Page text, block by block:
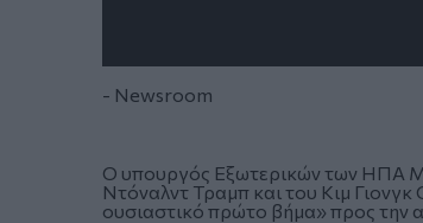
- Newsroom
O υπουργός Εξωτερικών των ΗΠΑ
Ντόναλντ Τραμπ και του Κιμ
ουσιαστικό πρώτο βήμα» προς την